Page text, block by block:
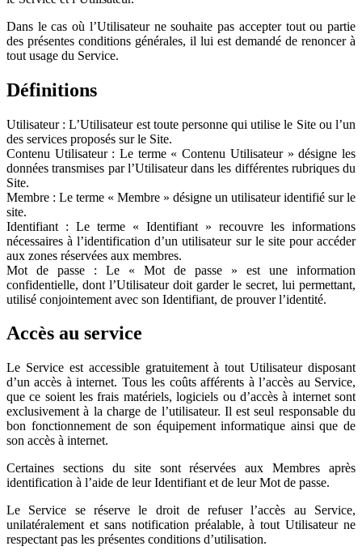
Dans le cas où l’Utilisateur ne souhaite pas accepter tout ou partie
des présentes conditions générales, il lui est demandé de renoncer à
tout usage du Service.
Définitions
Utilisateur : L’Utilisateur est toute personne qui utilise le Site ou l’un
des services proposés sur le Site.
Contenu Utilisateur : Le terme « Contenu Utilisateur » désigne les
données transmises par l’Utilisateur dans les différentes rubriques du
Site.
Membre : Le terme « Membre » désigne un utilisateur identifié sur le
site.
Identifiant : Le terme « Identifiant » recouvre les informations
nécessaires à l’identification d’un utilisateur sur le site pour accéder
aux zones réservées aux membres.
Mot de passe : Le « Mot de passe » est une information
confidentielle, dont l’Utilisateur doit garder le secret, lui permettant,
utilisé conjointement avec son Identifiant, de prouver l’identité.
Accès au service
Le Service est accessible gratuitement à tout Utilisateur disposant
d’un accès à internet. Tous les coûts afférents à l’accès au Service,
que ce soient les frais matériels, logiciels ou d’accès à internet sont
exclusivement à la charge de l’utilisateur. Il est seul responsable du
bon fonctionnement de son équipement informatique ainsi que de
son accès à internet.
Certaines sections du site sont réservées aux Membres après
identification à l’aide de leur Identifiant et de leur Mot de passe.
Le Service se réserve le droit de refuser l’accès au Service,
unilatéralement et sans notification préalable, à tout Utilisateur ne
respectant pas les présentes conditions d’utilisation.